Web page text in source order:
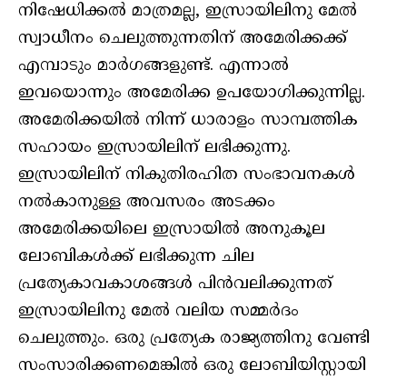
നിഷേധിക്കല്‍ മാത്രമല്ല, ഇസ്രായിലിനു മേല്‍
സ്വാധീനം ചെലുത്തുന്നതിന് അമേരിക്കക്ക്
എമ്പാടും മാര്‍ഗങ്ങളുണ്ട്. എന്നാല്‍
ഇവയൊന്നും അമേരിക്ക ഉപയോഗിക്കുന്നില്ല.
അമേരിക്കയില്‍ നിന്ന് ധാരാളം സാമ്പത്തിക
സഹായം ഇസ്രായിലിന് ലഭിക്കുന്നു.
ഇസ്രായിലിന് നികുതിരഹിത സംഭാവനകള്‍
നല്‍കാനുള്ള അവസരം അടക്കം
അമേരിക്കയിലെ ഇസ്രായില്‍ അനുകൂല
ലോബികള്‍ക്ക് ലഭിക്കുന്ന ചില
പ്രത്യേകാവകാശങ്ങള്‍ പിന്‍വലിക്കുന്നത്
ഇസ്രായിലിനു മേല്‍ വലിയ സമ്മര്‍ദം
ചെലുത്തും. ഒരു പ്രത്യേക രാജ്യത്തിനു വേണ്ടി
സംസാരിക്കണമെങ്കില്‍ ഒരു ലോബിയിസ്റ്റായി